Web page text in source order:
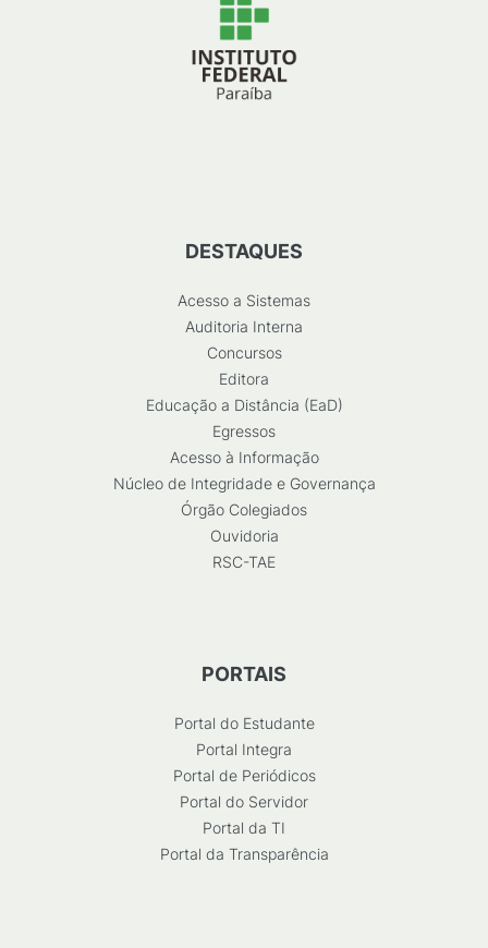
DESTAQUES
Acesso a Sistemas
Auditoria Interna
Concursos
Editora
Educação a Distância (EaD)
Egressos
Acesso à Informação
Núcleo de Integridade e Governança
Órgão Colegiados
Ouvidoria
RSC-TAE
PORTAIS
Portal do Estudante
Portal Integra
Portal de Periódicos
Portal do Servidor
Portal da TI
Portal da Transparência